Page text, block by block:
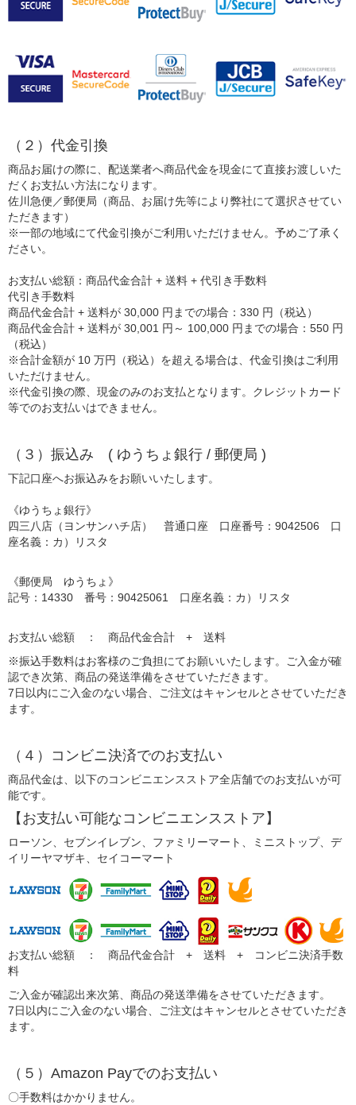
（２）代金引換
商品お届けの際に、配送業者へ商品代金を現金にて直接お渡しいた
だくお支払い方法になります。
佐川急便／郵便局（商品、お届け先等により弊社にて選択させてい
ただきます）
※一部の地域にて代金引換がご利用いただけません。予めご了承く
ださい。
お支払い総額：商品代金合計 + 送料 + 代引き手数料
代引き手数料
商品代金合計 + 送料が 30,000 円までの場合：330 円（税込）
商品代金合計 + 送料が 30,001 円～ 100,000 円までの場合：550 円
（税込）
※合計金額が 10 万円（税込）を超える場合は、代金引換はご利用
いただけません。
※代金引換の際、現金のみのお支払となります。クレジットカード
等でのお支払いはできません。
（３）振込み ( ゆうちょ銀行 / 郵便局 )
下記口座へお振込みをお願いいたします。
《ゆうちょ銀行》
四三八店（ヨンサンハチ店） 普通口座 口座番号：9042506 口
座名義：カ）リスタ
《郵便局 ゆうちょ》
記号：14330 番号：90425061 口座名義：カ）リスタ
お支払い総額 ： 商品代金合計 + 送料
※振込手数料はお客様のご負担にてお願いいたします。ご入金が確
認でき次第、商品の発送準備をさせていただきます。
7日以内にご入金のない場合、ご注文はキャンセルとさせていただき
ます。
（４）コンビニ決済でのお支払い
商品代金は、以下のコンビニエンスストア全店舗でのお支払いが可
能です。
【お支払い可能なコンビニエンスストア】
ローソン、セブンイレブン、ファミリーマート、ミニストップ、デ
イリーヤマザキ、セイコーマート
お支払い総額 ： 商品代金合計 + 送料 + コンビニ決済手数
料
ご入金が確認出来次第、商品の発送準備をさせていただきます。
7日以内にご入金のない場合、ご注文はキャンセルとさせていただき
ます。
（５）Amazon Payでのお支払い
〇手数料はかかりません。